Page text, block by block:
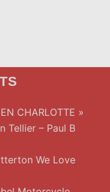
CHARLOTTE »
Tellier – Paul B
We Love